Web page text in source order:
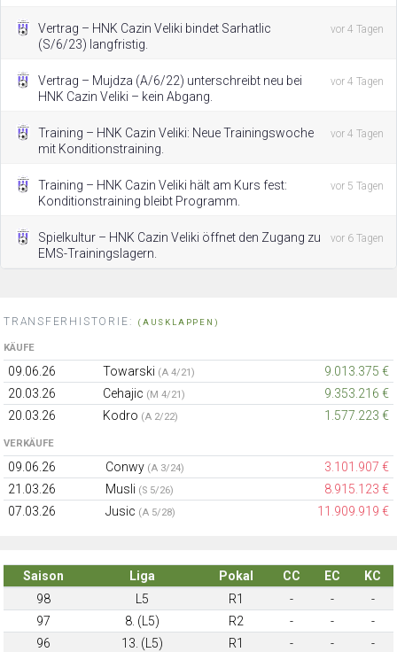
Vertrag – HNK Cazin Veliki bindet Sarhatlic
(S/6/23) langfristig.
vor 4 Tagen
Vertrag – Mujdza (A/6/22) unterschreibt neu bei
HNK Cazin Veliki – kein Abgang.
vor 4 Tagen
Training – HNK Cazin Veliki: Neue Trainingswoche
mit Konditionstraining.
vor 4 Tagen
Training – HNK Cazin Veliki hält am Kurs fest:
Konditionstraining bleibt Programm.
vor 5 Tagen
Spielkultur – HNK Cazin Veliki öffnet den Zugang zu
EMS-Trainingslagern.
vor 6 Tagen
TRANSFERHISTORIE: (AUSKLAPPEN)
KÄUFE
09.06.26 Towarski (A 4/21)
9.013.375 €
20.03.26
Cehajic (M 4/21)
9.353.216 €
20.03.26
Kodro (A 2/22) 1.577.223 €
VERKÄUFE
09.06.26 Conwy (A 3/24)
3.101.907 €
21.03.26
Musli (S 5/26)
8.915.123 €
07.03.26
Jusic (A 5/28) 11.909.919 €
Saison Liga Pokal CC EC
KC
98
L5 R1 - -
-
97
8. (L5) R2 - -
-
96
13. (L5) R1 - - -